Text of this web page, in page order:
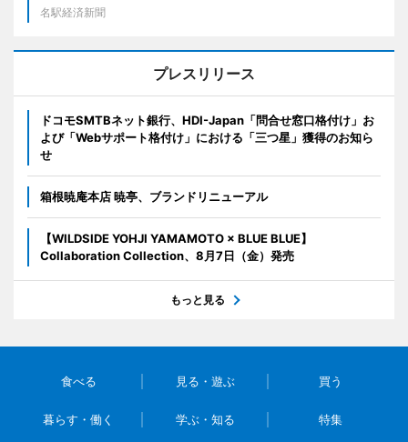
名駅経済新聞
プレスリリース
ドコモSMTBネット銀行、HDI-Japan「問合せ窓口格付け」お
よび「Webサポート格付け」における「三つ星」獲得のお知ら
せ
箱根暁庵本店 暁亭、ブランドリニューアル
【WILDSIDE YOHJI YAMAMOTO × BLUE BLUE】
Collaboration Collection、8月7日（金）発売
もっと見る
食べる 見る・遊ぶ 買う
暮らす・働く 学ぶ・知る 特集